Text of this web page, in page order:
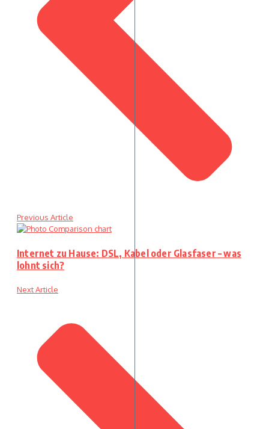
Previous Article
Internet zu Hause: DSL, Kabel oder Glasfaser – was
lohnt sich?
Next Article